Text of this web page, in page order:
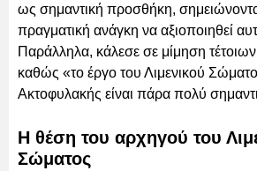
ως σημαντική προσθήκη,
πραγματική ανάγκη να αξιοποιηθεί
Παράλληλα, κάλεσε σε μίμηση
καθώς «το έργο του Λιμενικού
Ακτοφυλακής είναι πάρα πολύ
Η θέση του αρχηγού του
Σώματος